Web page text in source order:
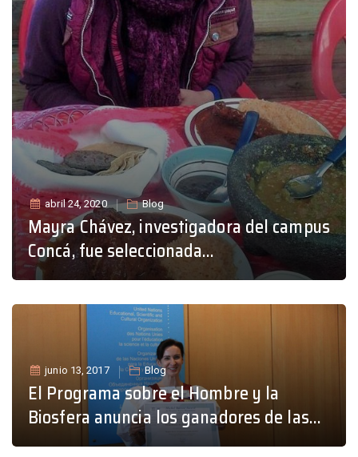
abril 24, 2020 Blog
Mayra Chávez, investigadora del campus
Concá, fue seleccionada…
junio 13, 2017 Blog
El Programa sobre el Hombre y la
Biosfera anuncia los ganadores de las
becas para jóvenes científicos y de la